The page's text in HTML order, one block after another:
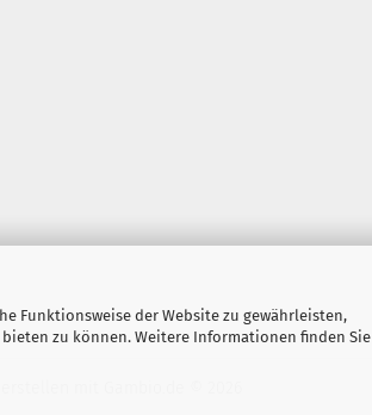
Funktionsweise der Website zu gewährleisten,
zu können. Weitere Informationen finden Sie